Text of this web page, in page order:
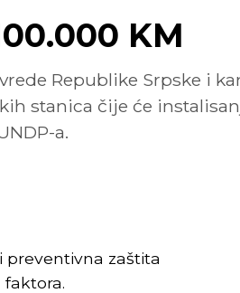
KM
Republike Srpske i
stanica čije će
a.
preventivna zaštita